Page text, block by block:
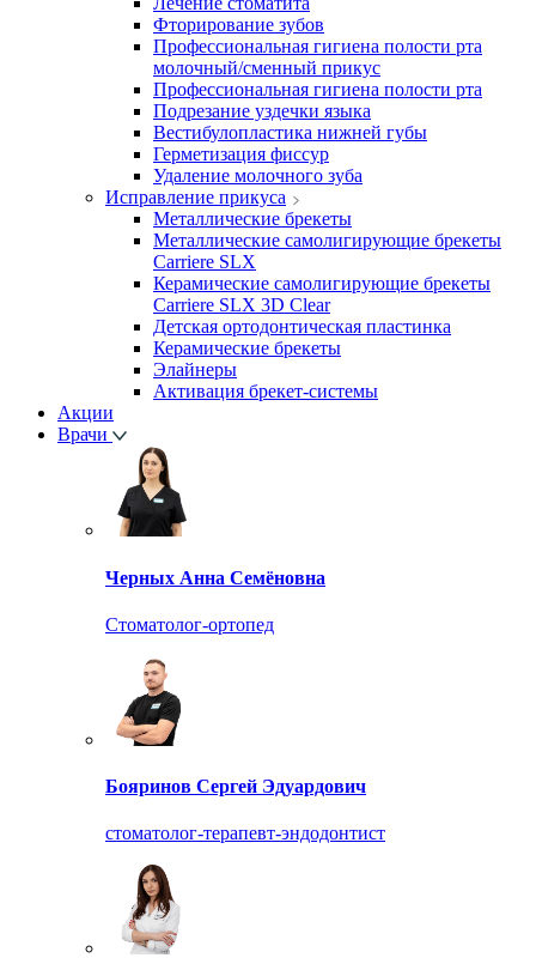
Фторирование зубов
Профессиональная гигиена полости рта
молочный/сменный прикус
Профессиональная гигиена полости рта
Подрезание уздечки языка
Вестибулопластика нижней губы
Герметизация фиссур
Удаление молочного зуба
Исправление прикуса
Металлические брекеты
Металлические самолигирующие брекеты
Carriere SLX
Керамические самолигирующие брекеты
Carriere SLX 3D Clear
Детская ортодонтическая пластинка
Керамические брекеты
Элайнеры
Активация брекет-системы
Акции
Врачи
Черных Анна Семёновна
Стоматолог-ортопед
Бояринов Сергей Эдуардович
стоматолог-терапевт-эндодонтист